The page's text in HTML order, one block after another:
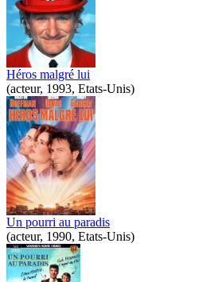
Héros malgré lui
(acteur, 1993, Etats-Unis)
Un pourri au paradis
(acteur, 1990, Etats-Unis)